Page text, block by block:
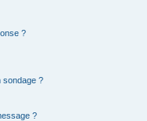
?
sondage ?
?